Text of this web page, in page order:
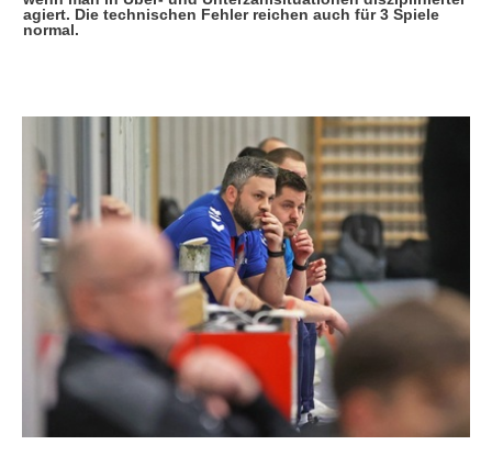
agiert. Die technischen Fehler reichen auch für 3 Spiele
normal.